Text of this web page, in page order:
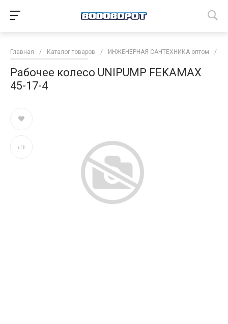
Главная / Каталог товаров / ИНЖЕНЕРНАЯ САНТЕХНИКА оптом /
Рабочее колесо UNIPUMP FEKAMAX
45-17-4